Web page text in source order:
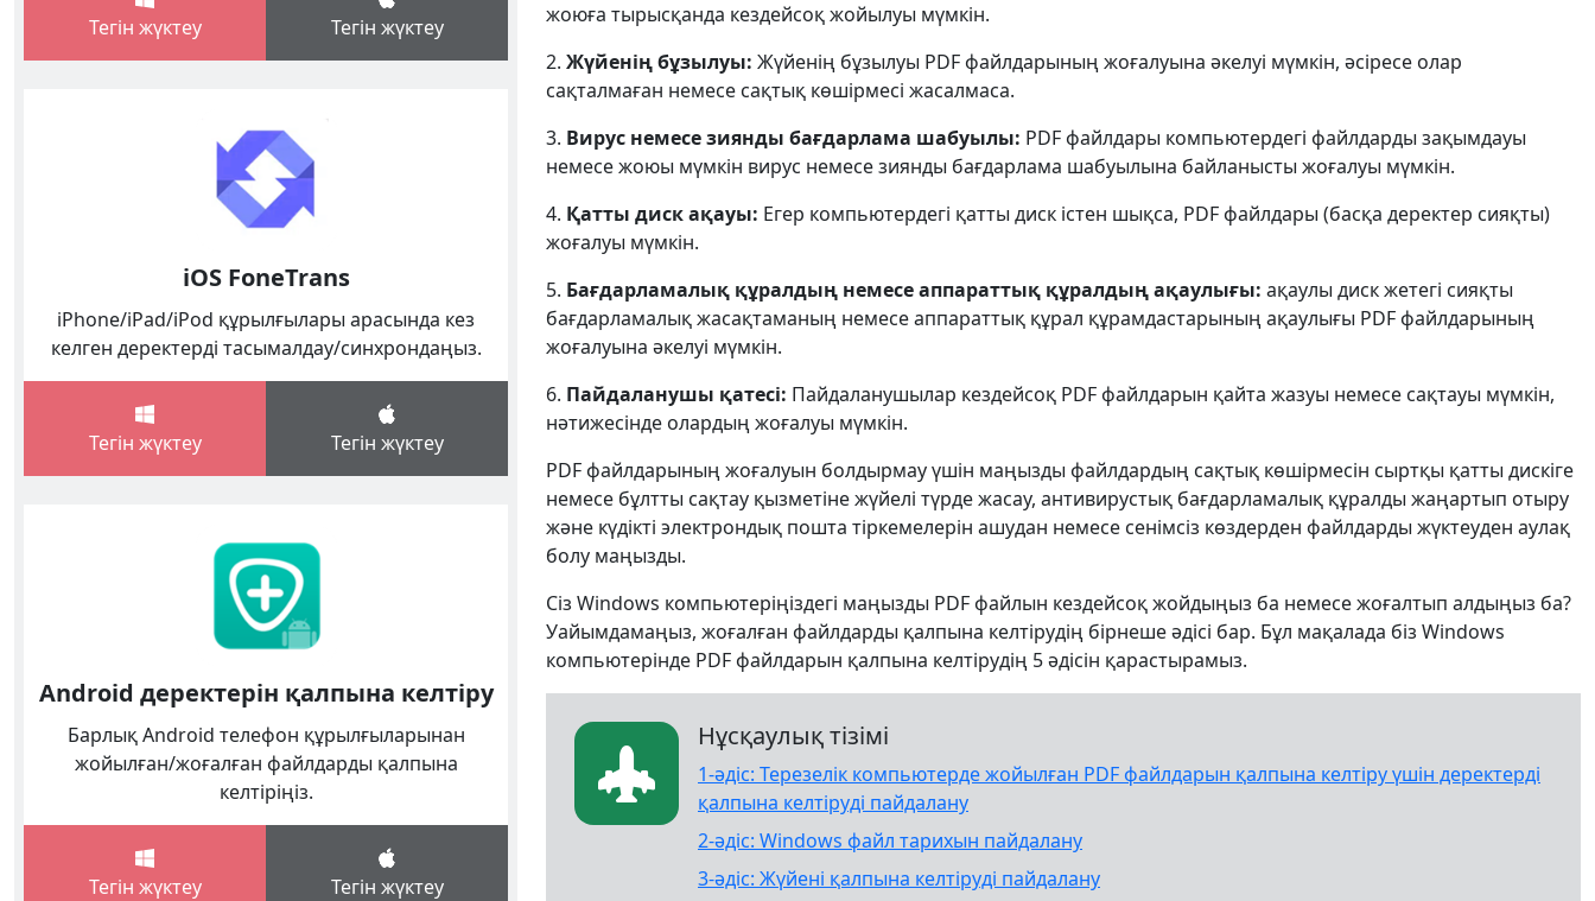
Тегін жүктеу Тегін жүктеу
iOS FoneTrans
iPhone/iPad/iPod құрылғылары арасында кез
келген деректерді тасымалдау/синхрондаңыз.
Тегін жүктеу Тегін жүктеу
Android деректерін қалпына келтіру
Барлық Android телефон құрылғыларынан
жойылған/жоғалған файлдарды қалпына
келтіріңіз.
Тегін жүктеу Тегін жүктеу
жоюға тырысқанда кездейсоқ жойылуы мүмкін.
2. Жүйенің бұзылуы: Жүйенің бұзылуы PDF файлдарының жоғалуына әкелуі мүмкін, әсіресе олар
сақталмаған немесе сақтық көшірмесі жасалмаса.
3. Вирус немесе зиянды бағдарлама шабуылы: PDF файлдары компьютердегі файлдарды зақымдауы
немесе жоюы мүмкін вирус немесе зиянды бағдарлама шабуылына байланысты жоғалуы мүмкін.
4. Қатты диск ақауы: Егер компьютердегі қатты диск істен шықса, PDF файлдары (басқа деректер сияқты)
жоғалуы мүмкін.
5. Бағдарламалық құралдың немесе аппараттық құралдың ақаулығы: ақаулы диск жетегі сияқты
бағдарламалық жасақтаманың немесе аппараттық құрал құрамдастарының ақаулығы PDF файлдарының
жоғалуына әкелуі мүмкін.
6. Пайдаланушы қатесі: Пайдаланушылар кездейсоқ PDF файлдарын қайта жазуы немесе сақтауы мүмкін,
нәтижесінде олардың жоғалуы мүмкін.
PDF файлдарының жоғалуын болдырмау үшін маңызды файлдардың сақтық көшірмесін сыртқы қатты дискіге
немесе бұлтты сақтау қызметіне жүйелі түрде жасау, антивирустық бағдарламалық құралды жаңартып отыру
және күдікті электрондық пошта тіркемелерін ашудан немесе сенімсіз көздерден файлдарды жүктеуден аулақ
болу маңызды.
Сіз Windows компьютеріңіздегі маңызды PDF файлын кездейсоқ жойдыңыз ба немесе жоғалтып алдыңыз ба?
Уайымдамаңыз, жоғалған файлдарды қалпына келтірудің бірнеше әдісі бар. Бұл мақалада біз Windows
компьютерінде PDF файлдарын қалпына келтірудің 5 әдісін қарастырамыз.
Нұсқаулық тізімі
1-әдіс: Терезелік компьютерде жойылған PDF файлдарын қалпына келтіру үшін деректерді
қалпына келтіруді пайдалану
2-әдіс: Windows файл тарихын пайдалану
3-әдіс: Жүйені қалпына келтіруді пайдалану